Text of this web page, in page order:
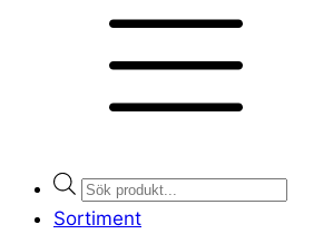
Products
search
Sortiment